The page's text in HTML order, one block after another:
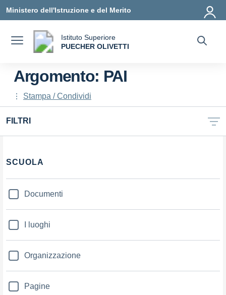
Ministero dell'Istruzione e del Merito
Istituto Superiore
PUECHER OLIVETTI
Argomento: PAI
Stampa / Condividi
FILTRI
Filtri
SCUOLA
Documenti
I luoghi
Organizzazione
Pagine